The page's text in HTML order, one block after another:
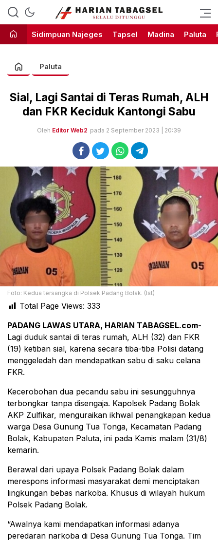
Harian Tabagsel
Harian Tabagsel Official Website
Sidimpuan Najeges
Tapsel Madina Paluta
Paluta
Sial, Lagi Santai di Teras Rumah, ALH
dan FKR Keciduk Kantongi Sabu
Oleh Editor Web2 pada 2 September 2023 | 20:39
Foto: Kedua tersangka di Polsek Padang Bolak. (Ist)
Total Page Views: 333
PADANG LAWAS UTARA, HARIAN TABAGSEL.com-
Lagi duduk santai di teras rumah, ALH (32) dan FKR
(19) ketiban sial, karena secara tiba-tiba Polisi datang
menggeledah dan mendapatkan sabu di saku celana
FKR.
Kecerobohan dua pecandu sabu ini sesungguhnya
terbongkar tanpa disengaja. Kapolsek Padang Bolak
AKP Zulfikar, menguraikan ikhwal penangkapan kedua
warga Desa Gunung Tua Tonga, Kecamatan Padang
Bolak, Kabupaten Paluta, ini pada Kamis malam (31/8)
kemarin.
Berawal dari upaya Polsek Padang Bolak dalam
merespons informasi masyarakat demi menciptakan
lingkungan bebas narkoba. Khusus di wilayah hukum
Polsek Padang Bolak.
“Awalnya kami mendapatkan informasi adanya
peredaran narkoba di Desa Gunung Tua Tonga. Tim